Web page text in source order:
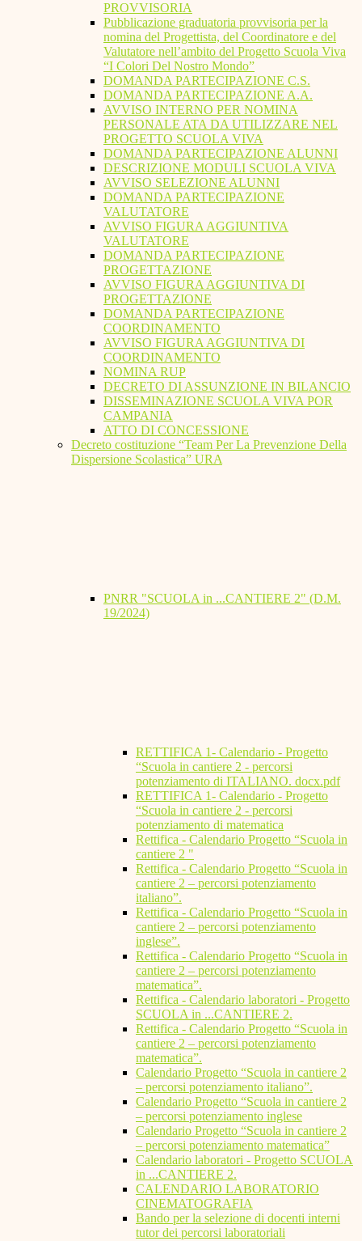
PROVVISORIA
Pubblicazione graduatoria provvisoria per la
nomina del Progettista, del Coordinatore e del
Valutatore nell’ambito del Progetto Scuola Viva
“I Colori Del Nostro Mondo”
DOMANDA PARTECIPAZIONE C.S.
DOMANDA PARTECIPAZIONE A.A.
AVVISO INTERNO PER NOMINA
PERSONALE ATA DA UTILIZZARE NEL
PROGETTO SCUOLA VIVA
DOMANDA PARTECIPAZIONE ALUNNI
DESCRIZIONE MODULI SCUOLA VIVA
AVVISO SELEZIONE ALUNNI
DOMANDA PARTECIPAZIONE
VALUTATORE
AVVISO FIGURA AGGIUNTIVA
VALUTATORE
DOMANDA PARTECIPAZIONE
PROGETTAZIONE
AVVISO FIGURA AGGIUNTIVA DI
PROGETTAZIONE
DOMANDA PARTECIPAZIONE
COORDINAMENTO
AVVISO FIGURA AGGIUNTIVA DI
COORDINAMENTO
NOMINA RUP
DECRETO DI ASSUNZIONE IN BILANCIO
DISSEMINAZIONE SCUOLA VIVA POR
CAMPANIA
ATTO DI CONCESSIONE
Decreto costituzione “Team Per La Prevenzione Della
Dispersione Scolastica” URA
PNRR "SCUOLA in ...CANTIERE 2" (D.M.
19/2024)
RETTIFICA 1- Calendario - Progetto
“Scuola in cantiere 2 - percorsi
potenziamento di ITALIANO. docx.pdf
RETTIFICA 1- Calendario - Progetto
“Scuola in cantiere 2 - percorsi
potenziamento di matematica
Rettifica - Calendario Progetto “Scuola in
cantiere 2 "
Rettifica - Calendario Progetto “Scuola in
cantiere 2 – percorsi potenziamento
italiano”.
Rettifica - Calendario Progetto “Scuola in
cantiere 2 – percorsi potenziamento
inglese”.
Rettifica - Calendario Progetto “Scuola in
cantiere 2 – percorsi potenziamento
matematica”.
Rettifica - Calendario laboratori - Progetto
SCUOLA in ...CANTIERE 2.
Rettifica - Calendario Progetto “Scuola in
cantiere 2 – percorsi potenziamento
matematica”.
Calendario Progetto “Scuola in cantiere 2
– percorsi potenziamento italiano”.
Calendario Progetto “Scuola in cantiere 2
– percorsi potenziamento inglese
Calendario Progetto “Scuola in cantiere 2
– percorsi potenziamento matematica”
Calendario laboratori - Progetto SCUOLA
in ...CANTIERE 2.
CALENDARIO LABORATORIO
CINEMATOGRAFIA
Bando per la selezione di docenti interni
tutor dei percorsi laboratoriali